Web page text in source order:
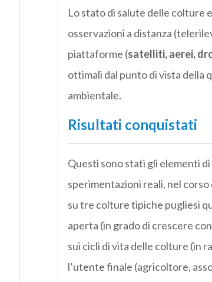
Lo stato di salute delle colture
osservazioni a distanza
piattaforme (satelliti, aerei,
ottimali dal punto di vista della
ambientale.
Risultati conquistati
Questi sono stati gli elementi
sperimentazioni reali, nel
su tre colture tipiche pugliesi
aperta (in grado di crescere
sui cicli di vita delle colture (in
l’utente finale (agricoltore,